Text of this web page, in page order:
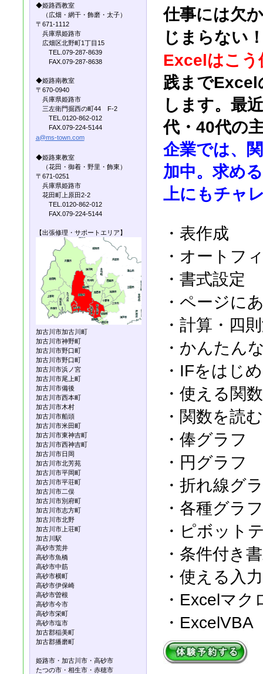
仕事には欠
じまらない
Excelはこう
践までExcel
します。最
代・40代の
企業では、
加中。求め
上にもチャ
・表作成
・オートフ
・書式設定
・ページに
・計算・四
・かんたん
・IFをはじ
・使える関数
・関数を読む
・俸グラフ
・円グラフ
・折れ線グ
・各種グラフ
・ピボット
・条件付き
・使える入
・Excelマク
・ExcelVBA
◆姫路西教室
（広畑・網干・飾磨・太子）
〒671-1112
兵庫県姫路市
広畑区北野町1丁目15
TEL.079-287-8639
FAX.079-287-8638
◆姫路南教室
〒670-0940
兵庫県姫路市
三左衛門掘西の町44 F-2
TEL.0120-862-012
FAX.079-224-5144
a@ms-town.com
◆姫路東教室
（花田・御着・野里・飾東）
〒671-0251
兵庫県姫路市
花田町上原田2-2
TEL.0120-862-012
FAX.079-224-5144
【出張修理・サポートエリア】
加古川市加古川町
加古川市神野町
加古川市野口町
加古川市野口町
加古川市浜ノ宮
加古川市尾上町
加古川市備後
加古川市西本町
加古川市木村
加古川市船頭
加古川市米田町
加古川市東神吉町
加古川市西神吉町
加古川市日岡
加古川市北芳苑
加古川市平岡町
加古川市平荘町
加古川市二俣
加古川市別府町
加古川市志方町
加古川市北野
加古川市上荘町
加古川駅
高砂市荒井
高砂市魚橋
高砂市中筋
高砂市横町
高砂市伊保崎
高砂市曽根
高砂市今市
高砂市栄町
高砂市塩市
加古郡稲美町
加古郡播磨町
姫路市・加古川市・高砂市
たつの市・相生市・赤穂市